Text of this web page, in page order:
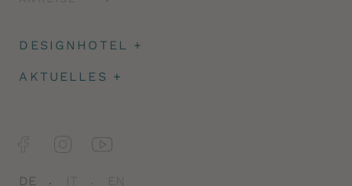
DESIGNHOTEL +
Architektur
AKTUELLES +
DE